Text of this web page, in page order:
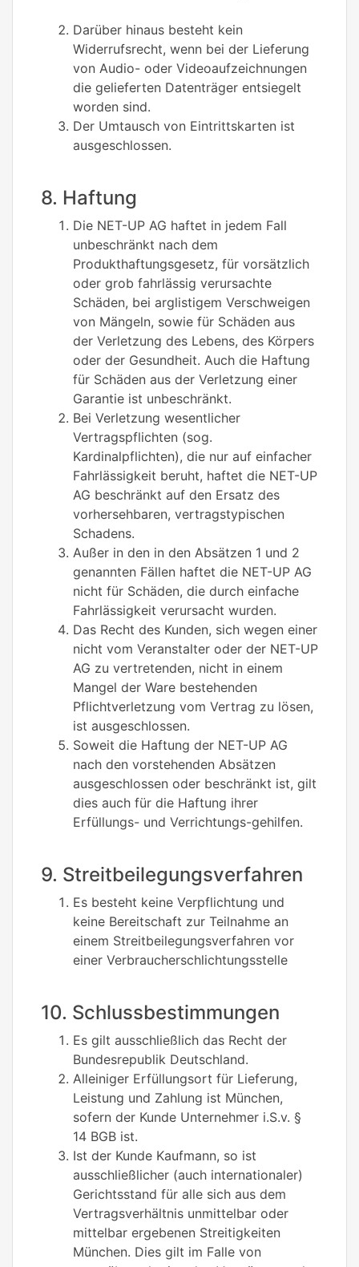
Darüber hinaus besteht kein
Widerrufsrecht, wenn bei der Lieferung
von Audio- oder Videoaufzeichnungen
die gelieferten Datenträger entsiegelt
worden sind.
Der Umtausch von Eintrittskarten ist
ausgeschlossen.
8. Haftung
Die NET-UP AG haftet in jedem Fall
unbeschränkt nach dem
Produkthaftungsgesetz, für vorsätzlich
oder grob fahrlässig verursachte
Schäden, bei arglistigem Verschweigen
von Mängeln, sowie für Schäden aus
der Verletzung des Lebens, des Körpers
oder der Gesundheit. Auch die Haftung
für Schäden aus der Verletzung einer
Garantie ist unbeschränkt.
Bei Verletzung wesentlicher
Vertragspflichten (sog.
Kardinalpflichten), die nur auf einfacher
Fahrlässigkeit beruht, haftet die NET-UP
AG beschränkt auf den Ersatz des
vorhersehbaren, vertragstypischen
Schadens.
Außer in den in den Absätzen 1 und 2
genannten Fällen haftet die NET-UP AG
nicht für Schäden, die durch einfache
Fahrlässigkeit verursacht wurden.
Das Recht des Kunden, sich wegen einer
nicht vom Veranstalter oder der NET-UP
AG zu vertretenden, nicht in einem
Mangel der Ware bestehenden
Pflichtverletzung vom Vertrag zu lösen,
ist ausgeschlossen.
Soweit die Haftung der NET-UP AG
nach den vorstehenden Absätzen
ausgeschlossen oder beschränkt ist, gilt
dies auch für die Haftung ihrer
Erfüllungs- und Verrichtungs-gehilfen.
9. Streitbeilegungsverfahren
Es besteht keine Verpflichtung und
keine Bereitschaft zur Teilnahme an
einem Streitbeilegungsverfahren vor
einer Verbraucherschlichtungsstelle
10. Schlussbestimmungen
Es gilt ausschließlich das Recht der
Bundesrepublik Deutschland.
Alleiniger Erfüllungsort für Lieferung,
Leistung und Zahlung ist München,
sofern der Kunde Unternehmer i.S.v. §
14 BGB ist.
Ist der Kunde Kaufmann, so ist
ausschließlicher (auch internationaler)
Gerichtsstand für alle sich aus dem
Vertragsverhältnis unmittelbar oder
mittelbar ergebenen Streitigkeiten
München. Dies gilt im Falle von